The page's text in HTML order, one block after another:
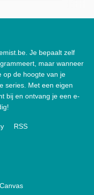
Je bepaalt zelf
maar wanneer
op de hoogte van je
series. Met een eigen
bij en ontvang je een e-
RSS